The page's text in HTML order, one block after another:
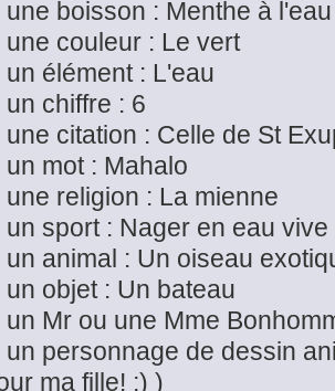
boisson : Menthe à l'eau
une couleur : Le vert
élément : L'eau
chiffre : 6
une citation : Celle de St
mot : Mahalo
religion : La mienne
un sport : Nager en eau vive
un animal : Un oiseau
objet : Un bateau
un Mr ou une Mme
un personnage de dessin
ma fille! ;) )